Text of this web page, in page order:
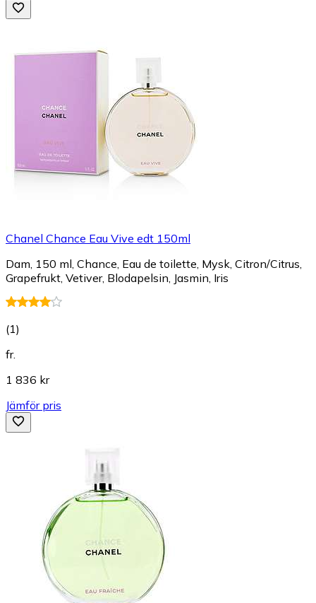
Chanel Chance Eau Vive edt 150ml
Dam, 150 ml, Chance, Eau de toilette, Mysk, Citron/Citrus,
Grapefrukt, Vetiver, Blodapelsin, Jasmin, Iris
(1)
fr.
1 836 kr
Jämför pris